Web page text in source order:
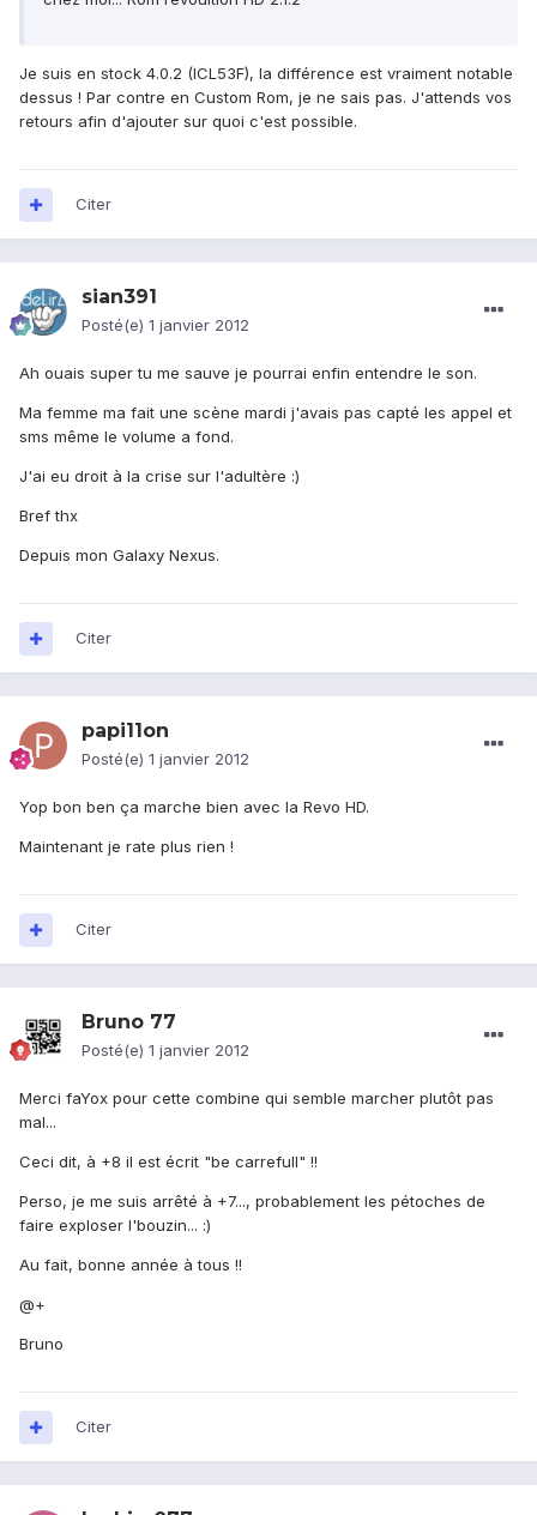
Je suis en stock 4.0.2 (ICL53F), la différence est vraiment notable
dessus ! Par contre en Custom Rom, je ne sais pas. J'attends vos
retours afin d'ajouter sur quoi c'est possible.
Citer
sian391
Posté(e) 1 janvier 2012
Ah ouais super tu me sauve je pourrai enfin entendre le son.
Ma femme ma fait une scène mardi j'avais pas capté les appel et
sms même le volume a fond.
J'ai eu droit à la crise sur l'adultère :)
Bref thx
Depuis mon Galaxy Nexus.
Citer
papi11on
Posté(e) 1 janvier 2012
Yop bon ben ça marche bien avec la Revo HD.
Maintenant je rate plus rien !
Citer
Bruno 77
Posté(e) 1 janvier 2012
Merci faYox pour cette combine qui semble marcher plutôt pas
mal...
Ceci dit, à +8 il est écrit "be carrefull" !!
Perso, je me suis arrêté à +7..., probablement les pétoches de
faire exploser l'bouzin... :)
Au fait, bonne année à tous !!
@+
Bruno
Citer